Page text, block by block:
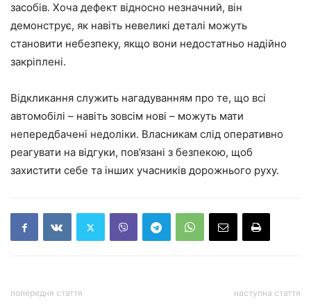
засобів. Хоча дефект відносно незначний, він
демонструє, як навіть невеликі деталі можуть
становити небезпеку, якщо вони недостатньо надійно
закріплені.
Відкликання служить нагадуванням про те, що всі
автомобілі – навіть зовсім нові – можуть мати
непередбачені недоліки. Власникам слід оперативно
реагувати на відгуки, пов’язані з безпекою, щоб
захистити себе та інших учасників дорожнього руху.
попередня стаття наступна стаття